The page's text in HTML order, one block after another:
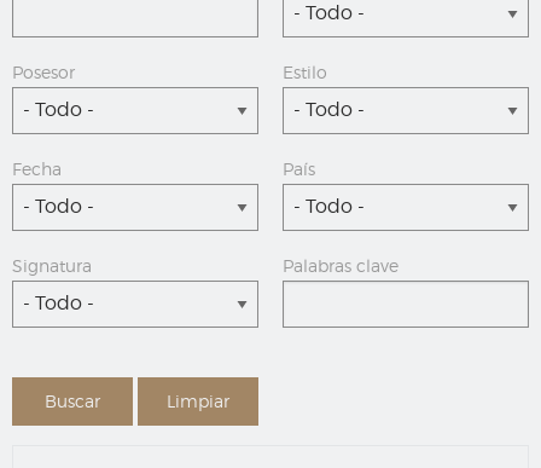
- Todo -
Posesor
- Todo -
Estilo
- Todo -
Fecha
- Todo -
País
- Todo -
Signatura
- Todo -
Palabras clave